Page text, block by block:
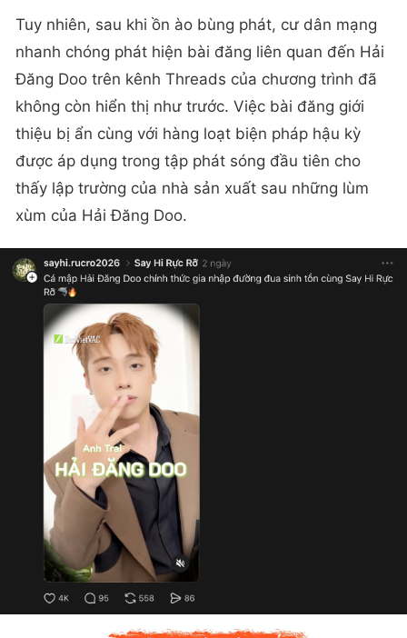
Tuy nhiên, sau khi ồn ào bùng phát, cư dân mạng
nhanh chóng phát hiện bài đăng liên quan đến Hải
Đăng Doo trên kênh Threads của chương trình đã
không còn hiển thị như trước. Việc bài đăng giới
thiệu bị ẩn cùng với hàng loạt biện pháp hậu kỳ
được áp dụng trong tập phát sóng đầu tiên cho
thấy lập trường của nhà sản xuất sau những lùm
xùm của Hải Đăng Doo.